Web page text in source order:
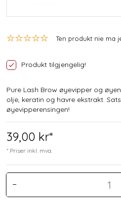
Ten produkt nie ma
Produkt tilgjengelig!
Pure Lash Brow øyevipper og
olje, keratin og havre ekstrakt.
øyevipperensingen!
39,00 kr*
* Priser inkl. mva.